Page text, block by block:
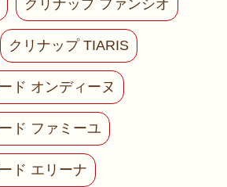
クリナップ ファンシオ
クリナップ TIARIS
ド オンディーヌ
ド ファミーユ
ド エリーナ